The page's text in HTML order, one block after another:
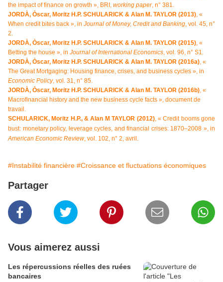
the impact of finance on growth », BRI, working paper, n° 381.
JORDÀ, Òscar, Moritz H.P. SCHULARICK & Alan M. TAYLOR (2013), «
When credit bites back », in Journal of Money, Credit and Banking, vol. 45, n°
2.
JORDÀ, Òscar, Moritz H.P. SCHULARICK & Alan M. TAYLOR (2015), «
Betting the house », in Journal of International Economics, vol. 96, n° S1.
JORDÀ, Òscar, Moritz H.P. SCHULARICK & Alan M. TAYLOR (2016a), «
The Great Mortgaging: Housing finance, crises, and business cycles », in
Economic Policy, vol. 31, n° 85.
JORDÀ, Òscar, Moritz H.P. SCHULARICK & Alan M. TAYLOR (2016b), «
Macrofinancial history and the new business cycle facts », document de
travail.
SCHULARICK, Moritz H.P., & Alan M TAYLOR (2012), « Credit booms gone
bust: monetary policy, leverage cycles, and financial crises: 1870–2008 », in
American Economic Review, vol. 102, n° 2, avril.
#Instabilité financière #Croissance et fluctuations économiques
Partager
Vous aimerez aussi
Les répercussions réelles des ruées
bancaires